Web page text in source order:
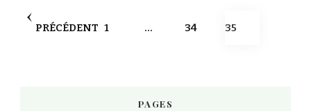
Pagination
PRÉCÉDENT PAGE
1 … PAGE
34 PAGE
35
PAGES